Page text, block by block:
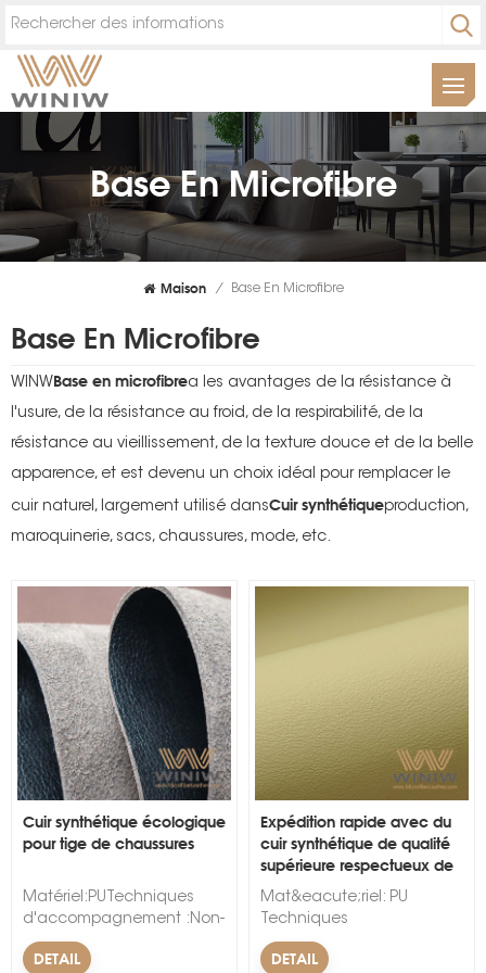
Base En Microfibre
Maison / Base En Microfibre
Base En Microfibre
WINWBase en microfibrea les avantages de la résistance à
l'usure, de la résistance au froid, de la respirabilité, de la
résistance au vieillissement, de la texture douce et de la belle
apparence, et est devenu un choix idéal pour remplacer le
cuir naturel, largement utilisé dansCuir synthétiqueproduction,
maroquinerie, sacs, chaussures, mode, etc.
Cuir synthétique écologique
pour tige de chaussures
Matériel:PUTechniques
d'accompagnement :Non-
tisséModèle:En
reliefLargeur:54/55"Épaisseur:0.6mm-
DETAIL
Expédition rapide avec du
cuir synthétique de qualité
supérieure respectueux de
l'environnement pour le
rembourrage de meubles.
Mat&eacute;riel: PU
Techniques
d'accompagnement&nbsp;:
Non-tiss&eacute;
DETAIL